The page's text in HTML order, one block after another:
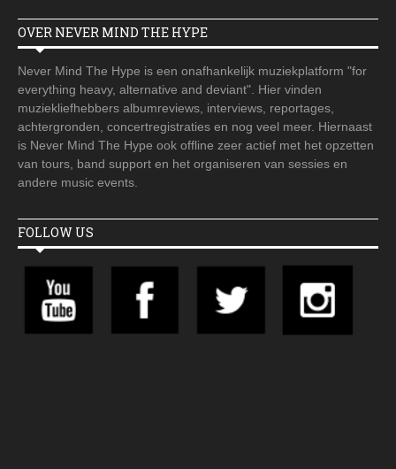
OVER NEVER MIND THE HYPE
Never Mind The Hype is een onafhankelijk muziekplatform "for
everything heavy, alternative and deviant". Hier vinden
muziekliefhebbers albumreviews, interviews, reportages,
achtergronden, concertregistraties en nog veel meer. Hiernaast
is Never Mind The Hype ook offline zeer actief met het opzetten
van tours, band support en het organiseren van sessies en
andere music events.
FOLLOW US